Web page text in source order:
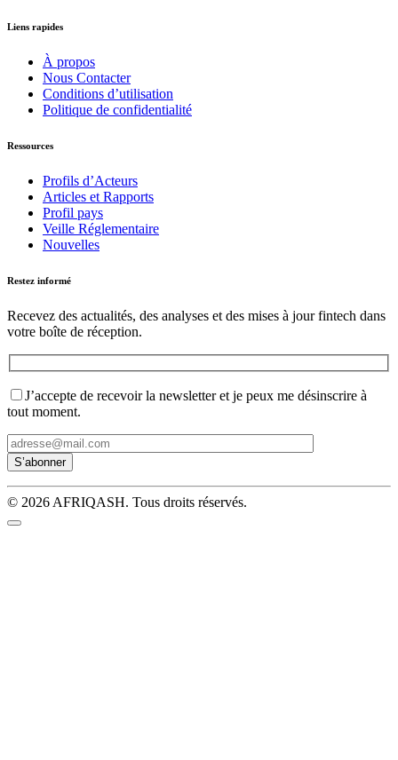
Liens rapides
À propos
Nous Contacter
Conditions d’utilisation
Politique de confidentialité
Ressources
Profils d’Acteurs
Articles et Rapports
Profil pays
Veille Réglementaire
Nouvelles
Restez informé
Recevez des actualités, des analyses et des mises à jour fintech dans
votre boîte de réception.
J’accepte de recevoir la newsletter et je peux me désinscrire à
tout moment.
© 2026 AFRIQASH. Tous droits réservés.